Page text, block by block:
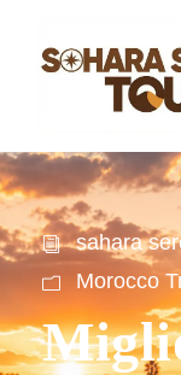
sahara
Morocco